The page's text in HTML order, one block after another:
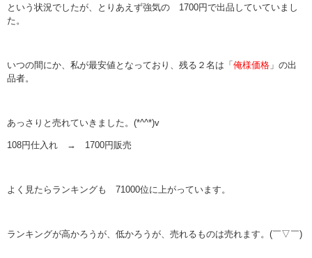
という状況でしたが、とりあえず強気の 1700円で出品していていまし
た。
いつの間にか、私が最安値となっており、残る２名は「 俺様価格 」の出
品者。
あっさりと売れていきました。(*^^*)v
108円仕入れ → 1700円販売
よく見たらランキングも 71000位に上がっています。
ランキングが高かろうが、低かろうが、売れるものは売れます。(￣▽￣)